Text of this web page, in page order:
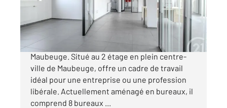
275 600 €
En bref : Appartement de 189 m² à vendre à
Maubeuge. Situé au 2 étage en plein centre-
ville de Maubeuge, offre un cadre de travail
idéal pour une entreprise ou une profession
libérale. Actuellement aménagé en bureaux, il
comprend 8 bureaux ...